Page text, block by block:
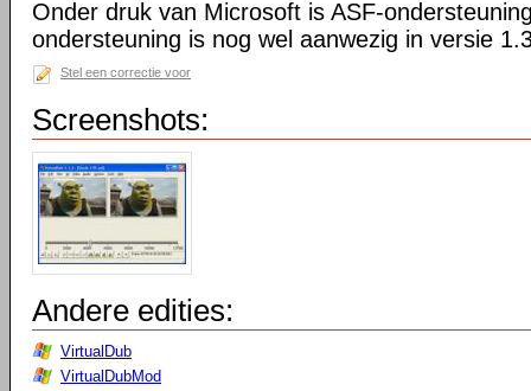
Onder druk van Microsoft is ASF-
ondersteuning is nog wel aanwezig in versie
Stel een correctie voor
Screenshots:
Andere edities:
VirtualDub
VirtualDubMod